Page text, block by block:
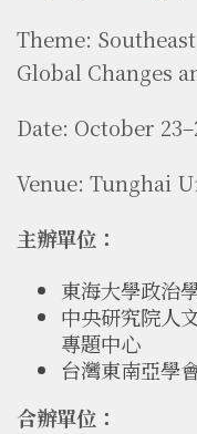
Theme:
Global Changes
Date: October
Venue: Tunghai
主辦單位：
東海大學政治
中央研究院人
專題中心
台灣東南亞學
合辦單位：